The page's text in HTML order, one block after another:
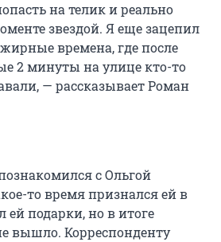
на телик и реально
звездой. Я еще зацепил
времена, где после
2 минуты на улице кто-то
— рассказывает Роман
с Ольгой
то время признался ей в
подарки, но в итоге
вышло. Корреспонденту